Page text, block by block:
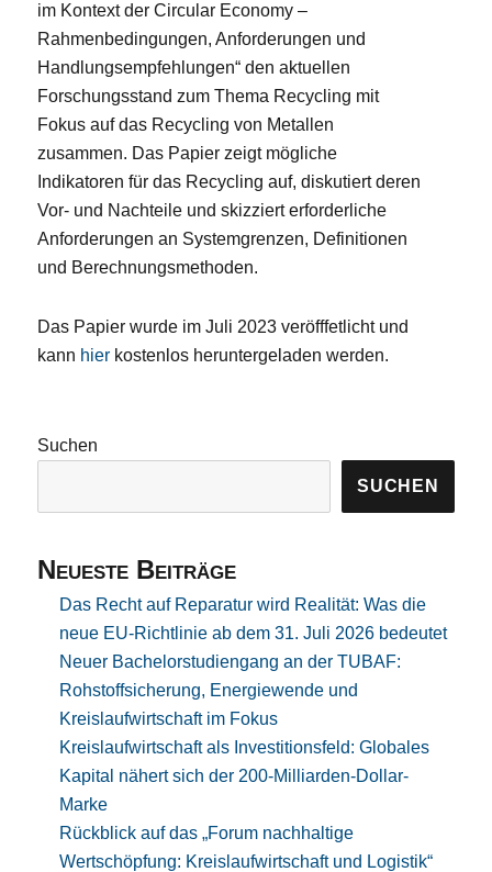
im Kontext der Circular Economy –
Rahmenbedingungen, Anforderungen und
Handlungsempfehlungen“ den aktuellen
Forschungsstand zum Thema Recycling mit
Fokus auf das Recycling von Metallen
zusammen. Das Papier zeigt mögliche
Indikatoren für das Recycling auf, diskutiert deren
Vor- und Nachteile und skizziert erforderliche
Anforderungen an Systemgrenzen, Definitionen
und Berechnungsmethoden.
Das Papier wurde im Juli 2023 veröfffetlicht und
kann hier kostenlos heruntergeladen werden.
Suchen
SUCHEN
Neueste Beiträge
Das Recht auf Reparatur wird Realität: Was die
neue EU-Richtlinie ab dem 31. Juli 2026 bedeutet
Neuer Bachelorstudiengang an der TUBAF:
Rohstoffsicherung, Energiewende und
Kreislaufwirtschaft im Fokus
Kreislaufwirtschaft als Investitionsfeld: Globales
Kapital nähert sich der 200-Milliarden-Dollar-
Marke
Rückblick auf das „Forum nachhaltige
Wertschöpfung: Kreislaufwirtschaft und Logistik“